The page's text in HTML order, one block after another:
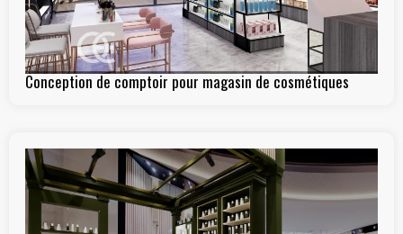
Conception de comptoir pour magasin de cosmétiques